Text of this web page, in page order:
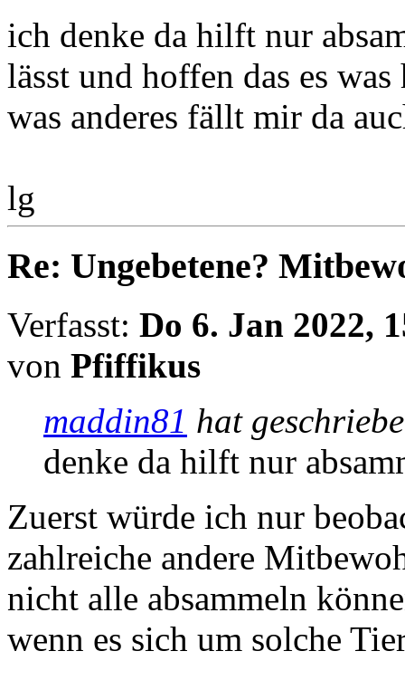
ich denke da hilft nur
lässt und hoffen das es
was anderes fällt mir da
lg
Re: Ungebetene?
Verfasst: Do 6. Jan 2022,
von Pfiffikus
maddin81 hat
denke da hilft nur
Zuerst würde ich nur
zahlreiche andere
nicht alle absammeln
wenn es sich um solche